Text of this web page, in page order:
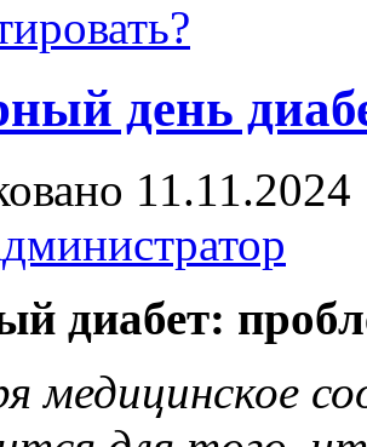
день
11.11.2024
диабет:
медицинское